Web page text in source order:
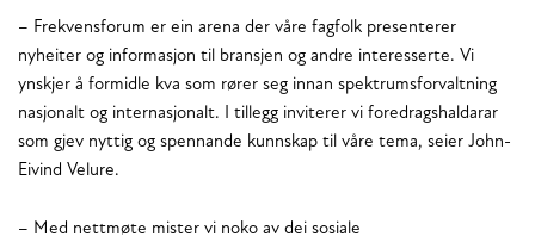
– Frekvensforum er ein arena der våre fagfolk presenterer
nyheiter og informasjon til bransjen og andre interesserte. Vi
ynskjer å formidle kva som rører seg innan spektrumsforvaltning
nasjonalt og internasjonalt. I tillegg inviterer vi foredragshaldarar
som gjev nyttig og spennande kunnskap til våre tema, seier John-
Eivind Velure.
– Med nettmøte mister vi noko av dei sosiale